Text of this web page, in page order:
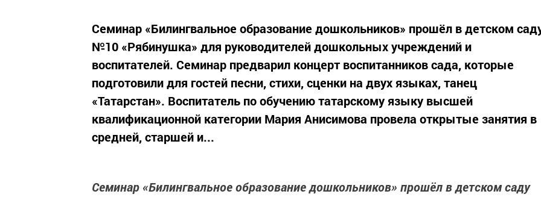
Семинар «Билингвальное образование дошкольников» прошёл в детском
№10 «Рябинушка» для руководителей дошкольных учреждений и
воспитателей. Семинар предварил концерт воспитанников сада, которые
подготовили для гостей песни, стихи, сценки на двух языках, танец
«Татарстан». Воспитатель по обучению татарскому языку высшей
квалификационной категории Мария Анисимова провела открытые занятия в
средней, старшей и...
Семинар «Билингвальное образование дошкольников» прошёл в детском саду